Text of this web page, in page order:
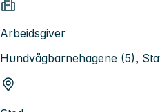
Arbeidsgiver
Hundvågbarnehagene (5),